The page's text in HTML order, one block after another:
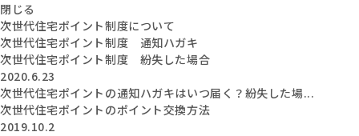
閉じる
次世代住宅ポイント制度について
次世代住宅ポイント制度 通知ハガキ
次世代住宅ポイント制度 紛失した場合
2020.6.23
次世代住宅ポイントの通知ハガキはいつ届く？紛失した場...
次世代住宅ポイントのポイント交換方法
2019.10.2